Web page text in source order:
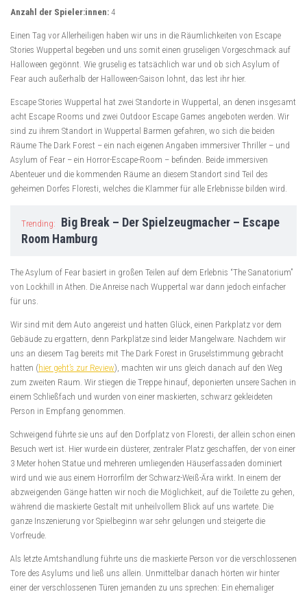
Anzahl der Spieler:innen: 4
Einen Tag vor Allerheiligen haben wir uns in die Räumlichkeiten von Escape
Stories Wuppertal begeben und uns somit einen gruseligen Vorgeschmack auf
Halloween gegönnt. Wie gruselig es tatsächlich war und ob sich Asylum of
Fear auch außerhalb der Halloween-Saison lohnt, das lest ihr hier.
Escape Stories Wuppertal hat zwei Standorte in Wuppertal, an denen insgesamt
acht Escape Rooms und zwei Outdoor Escape Games angeboten werden. Wir
sind zu ihrem Standort in Wuppertal Barmen gefahren, wo sich die beiden
Räume The Dark Forest – ein nach eigenen Angaben immersiver Thriller – und
Asylum of Fear – ein Horror-Escape-Room – befinden. Beide immersiven
Abenteuer und die kommenden Räume an diesem Standort sind Teil des
geheimen Dorfes Floresti, welches die Klammer für alle Erlebnisse bilden wird.
Trending:
Big Break – Der Spielzeugmacher – Escape
Room Hamburg
The Asylum of Fear basiert in großen Teilen auf dem Erlebnis “The Sanatorium”
von Lockhill in Athen. Die Anreise nach Wuppertal war dann jedoch einfacher
für uns.
Wir sind mit dem Auto angereist und hatten Glück, einen Parkplatz vor dem
Gebäude zu ergattern, denn Parkplätze sind leider Mangelware. Nachdem wir
uns an diesem Tag bereits mit The Dark Forest in Gruselstimmung gebracht
hatten (hier geht’s zur Review), machten wir uns gleich danach auf den Weg
zum zweiten Raum. Wir stiegen die Treppe hinauf, deponierten unsere Sachen in
einem Schließfach und wurden von einer maskierten, schwarz gekleideten
Person in Empfang genommen.
Schweigend führte sie uns auf den Dorfplatz von Floresti, der allein schon einen
Besuch wert ist. Hier wurde ein düsterer, zentraler Platz geschaffen, der von einer
3 Meter hohen Statue und mehreren umliegenden Häuserfassaden dominiert
wird und wie aus einem Horrorfilm der Schwarz-Weiß-Ära wirkt. In einem der
abzweigenden Gänge hatten wir noch die Möglichkeit, auf die Toilette zu gehen,
während die maskierte Gestalt mit unheilvollem Blick auf uns wartete. Die
ganze Inszenierung vor Spielbeginn war sehr gelungen und steigerte die
Vorfreude.
Als letzte Amtshandlung führte uns die maskierte Person vor die verschlossenen
Tore des Asylums und ließ uns allein. Unmittelbar danach hörten wir hinter
einer der verschlossenen Türen jemanden zu uns sprechen: Ein ehemaliger